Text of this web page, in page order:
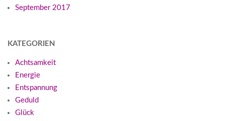
September 2017
KATEGORIEN
Achtsamkeit
Energie
Entspannung
Geduld
Glück